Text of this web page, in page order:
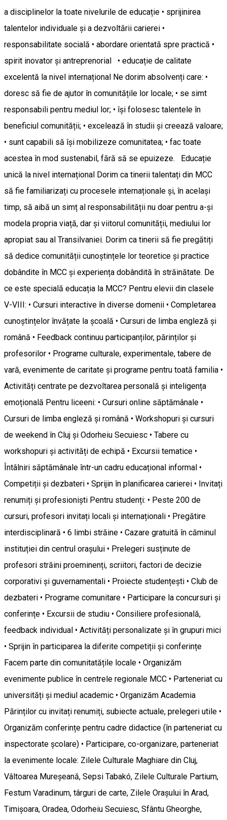
a disciplinelor la toate nivelurile de educație • sprijinirea
talentelor individuale și a dezvoltării carierei •
responsabilitate socială • abordare orientată spre practică •
spirit inovator și antreprenorial • educație de calitate
excelentă la nivel internațional Ne dorim absolvenți care: •
doresc să fie de ajutor în comunitățile lor locale; • se simt
responsabili pentru mediul lor; • își folosesc talentele în
beneficiul comunității; • excelează în studii și creează valoare;
• sunt capabili să își mobilizeze comunitatea; • fac toate
acestea în mod sustenabil, fără să se epuizeze. Educație
unică la nivel internațional Dorim ca tinerii talentați din MCC
să fie familiarizați cu procesele internaționale și, în același
timp, să aibă un simț al responsabilității nu doar pentru a-și
modela propria viață, dar și viitorul comunității, mediului lor
apropiat sau al Transilvaniei. Dorim ca tinerii să fie pregătiți
să dedice comunității cunoștințele lor teoretice și practice
dobândite în MCC și experiența dobândită în străinătate. De
ce este specială educația la MCC? Pentru elevii din clasele
V-VIII: • Cursuri interactive în diverse domenii • Completarea
cunoștințelor învățate la școală • Cursuri de limba engleză și
română • Feedback continuu participanților, părinților și
profesorilor • Programe culturale, experimentale, tabere de
vară, evenimente de caritate și programe pentru toată familia •
Activități centrate pe dezvoltarea personală și inteligența
emoțională Pentru liceeni: • Cursuri online săptămânale •
Cursuri de limba engleză și română • Workshopuri și cursuri
de weekend în Cluj și Odorheiu Secuiesc • Tabere cu
workshopuri și activități de echipă • Excursii tematice •
Întâlniri săptămânale într-un cadru educațional informal •
Competiții și dezbateri • Sprijin în planificarea carierei • Invitați
renumiți și profesioniști Pentru studenți: • Peste 200 de
cursuri, profesori invitați locali și internaționali • Pregătire
interdisciplinară • 6 limbi străine • Cazare gratuită în căminul
instituției din centrul orașului • Prelegeri susținute de
profesori străini proeminenți, scriitori, factori de decizie
corporativi și guvernamentali • Proiecte studențești • Club de
dezbateri • Programe comunitare • Participare la concursuri și
conferințe • Excursii de studiu • Consiliere profesională,
feedback individual • Activități personalizate și în grupuri mici
• Sprijin în participarea la diferite competiții și conferințe
Facem parte din comunitatățile locale • Organizăm
evenimente publice în centrele regionale MCC • Parteneriat cu
universități și mediul academic • Organizăm Academia
Părinților cu invitați renumiți, subiecte actuale, prelegeri utile •
Organizăm conferințe pentru cadre didactice (în parteneriat cu
inspectorate școlare) • Participare, co-organizare, parteneriat
la evenimente locale: Zilele Culturale Maghiare din Cluj,
Vâltoarea Mureșeană, Sepsi Tabakó, Zilele Culturale Partium,
Festum Varadinum, târguri de carte, Zilele Orașului în Arad,
Timișoara, Oradea, Odorheiu Secuiesc, Sfântu Gheorghe,